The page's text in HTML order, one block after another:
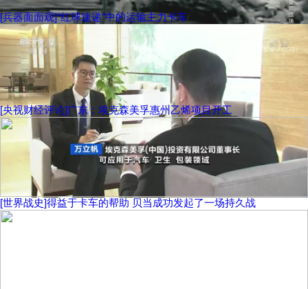
[兵器面面观]“红球速递”中的运输主力卡车
[央视财经评论]广东：埃克森美孚惠州乙烯项目开工
[世界战史]得益于卡车的帮助 贝当成功发起了一场持久战